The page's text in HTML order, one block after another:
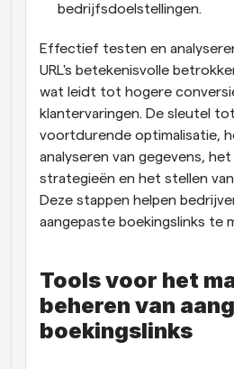
bedrijfsdoelstellingen.
Effectief testen en
URL's betekenisvolle
wat leidt tot hogere
klantervaringen. De sleutel
voortdurende optimalisatie,
analyseren van gegevens, het
strategieën en het stellen
Deze stappen helpen
aangepaste boekingslinks te
Tools voor het
beheren van
boekingslinks